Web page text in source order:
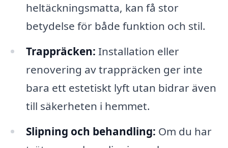
heltäckningsmatta, kan få stor
betydelse för både funktion och stil.
Trappräcken: Installation eller
renovering av trappräcken ger inte
bara ett estetiskt lyft utan bidrar även
till säkerheten i hemmet.
Slipning och behandling: Om du har